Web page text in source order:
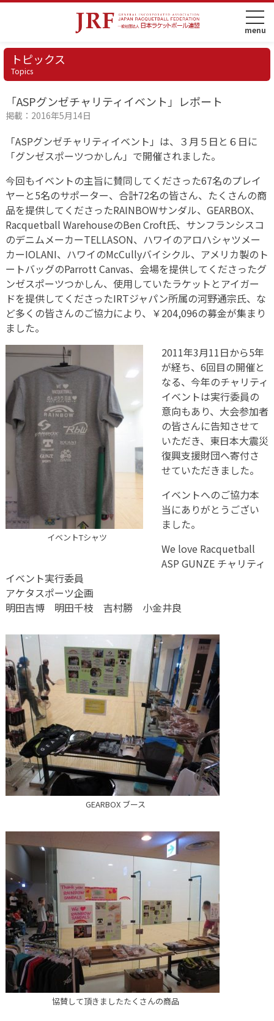
トピックス
Topics
「ASPグンゼチャリティイベント」レポート
掲載：2016年5月14日
「ASPグンゼチャリティイベント」は、３月５日と６日に
「グンゼスポーツつかしん」で開催されました。
今回もイベントの主旨に賛同してくださった67名のプレイ
ヤーと5名のサポーター、合計72名の皆さん、たくさんの商
品を提供してくださったRAINBOWサンダル、GEARBOX、
Racquetball WarehouseのBen Croft氏、サンフランシスコ
のデニムメーカーTELLASON、ハワイのアロハシャツメー
カーIOLANI、ハワイのMcCullyバイシクル、アメリカ製のト
ートバッグのParrott Canvas、会場を提供してくださったグ
ンゼスポーツつかしん、使用していたラケットとアイガー
ドを提供してくださったIRTジャパン所属の河野通宗氏、な
ど多くの皆さんのご協力により、￥204,096の募金が集まり
ました。
イベントTシャツ
2011年3月11日から5年
が経ち、6回目の開催と
なる、今年のチャリティ
イベントは実行委員の
意向もあり、大会参加者
の皆さんに告知させて
いただき、東日本大震災
復興支援財団へ寄付さ
せていただきました。
イベントへのご協力本
当にありがとうござい
ました。
We love Racquetball
ASP GUNZE チャリティ
イベント実行委員
アケタスポーツ企画
明田吉博 明田千枝 吉村勝 小金井良
GEARBOX ブース
協賛して頂きましたたくさんの商品